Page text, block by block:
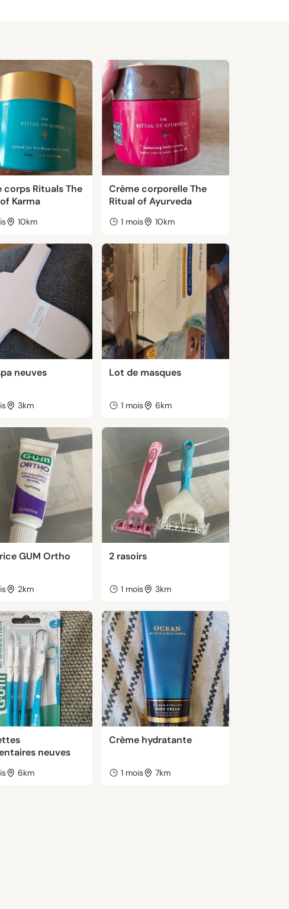
corps Rituals The
Karma
10km
Crème corporelle The
Ritual of Ayurveda
1 mois 10km
neuves
3km
Lot de masques
1 mois 6km
GUM Ortho
2km
2 rasoirs
1 mois 3km
neuves
6km
Crème hydratante
1 mois 7km